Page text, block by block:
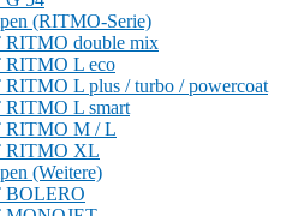
(RITMO-Serie)
RITMO double mix
RITMO L eco
RITMO L plus / turbo / powercoat
RITMO L smart
RITMO M / L
RITMO XL
(Weitere)
BOLERO